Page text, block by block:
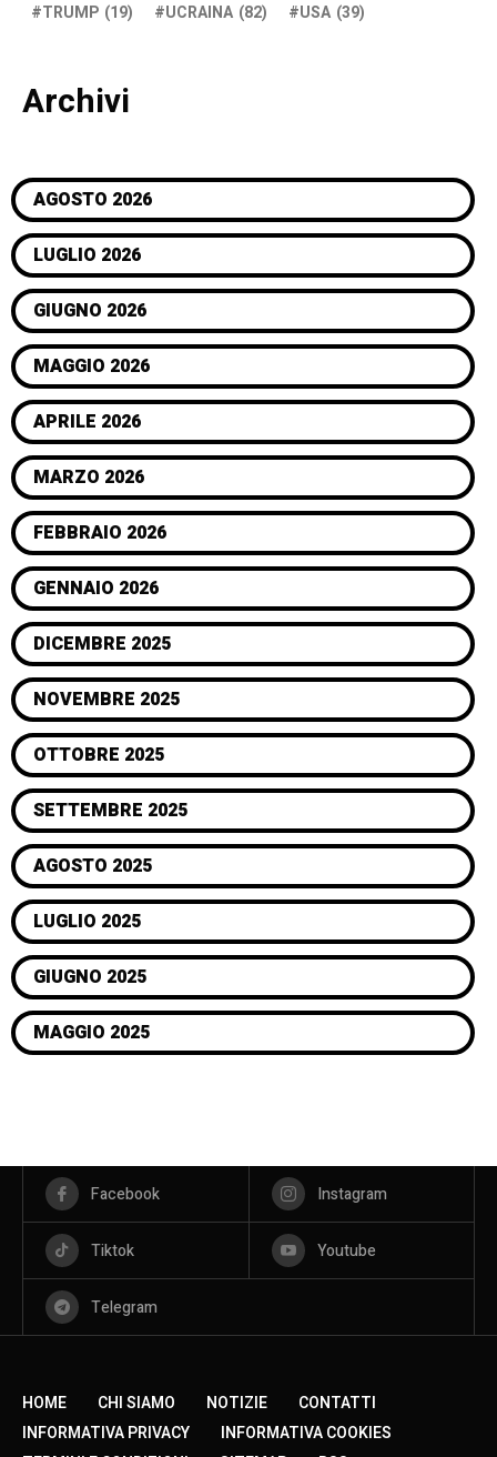
TRUMP (19) UCRAINA (82) USA (39)
Archivi
AGOSTO 2026
LUGLIO 2026
GIUGNO 2026
MAGGIO 2026
APRILE 2026
MARZO 2026
FEBBRAIO 2026
GENNAIO 2026
DICEMBRE 2025
NOVEMBRE 2025
OTTOBRE 2025
SETTEMBRE 2025
AGOSTO 2025
LUGLIO 2025
GIUGNO 2025
MAGGIO 2025
Facebook Instagram
Tiktok Youtube
Telegram
HOME CHI SIAMO NOTIZIE
CONTATTI
INFORMATIVA PRIVACY
INFORMATIVA COOKIES